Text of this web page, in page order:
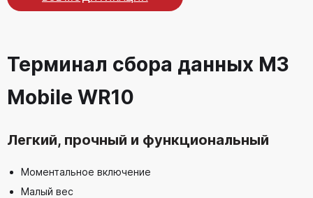
Терминал сбора данных M3
Mobile WR10
Легкий, прочный и функциональный
Моментальное включение
Малый вес